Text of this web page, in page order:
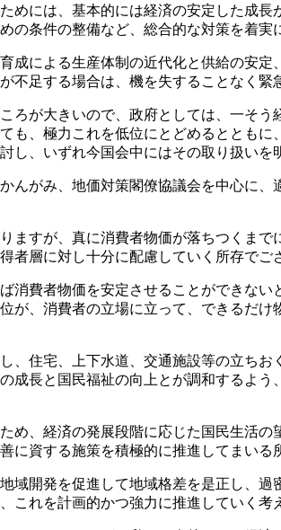
めには、基本的には経済の安定した成
条件の整備など、総合的な対策を着実
による生産体制の近代化と供給の安
足する場合は、機を失することなく緊
が大きいので、政府としては、一そ
も、極力これを低位にとどめるととも
、いずれ今国会中にはその取り扱いを
がみ、地価対策閣僚協議会を中心に
すが、真に消費者物価が落ちつくま
層に対し十分に配慮していく所存でご
費者物価を安定させることができな
が、消費者の立場に立って、できるだ
住宅、上下水道、交通施設等の立ち
成長と国民福祉の向上とが調和するよ
、経済の発展段階に応じた国民生活
資する施策を積極的に推進してまいる
開発を促進して地域格差を是正し、過
れを計画的かつ強力に推進していく考